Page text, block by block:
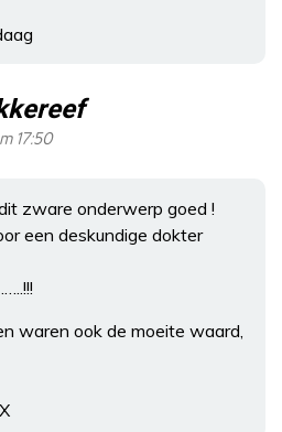
17:50
zware onderwerp goed !
een deskundige dokter
waren ook de moeite waard,